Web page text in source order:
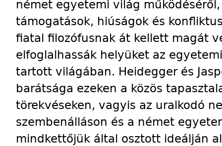
német egyetemi világ
támogatások, hiúságok és
fiatal filozófusnak át kellett magát
elfoglalhassák helyüket az
tartott világában. Heidegger és
barátsága ezeken a közös
törekvéseken, vagyis az uralkodó
szembenálláson és a német
mindkettőjük által osztott ideálján